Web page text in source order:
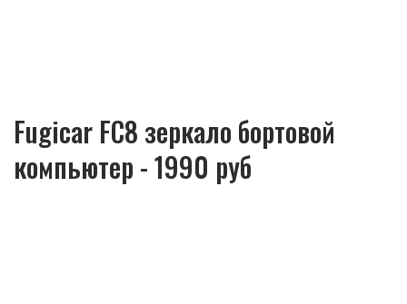
Fugicar FC8 зеркало бортовой
компьютер - 1990 руб